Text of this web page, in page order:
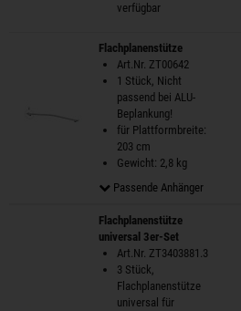
verfügbar
Flachplanenstütze
Art.Nr. ZT00642
1 Stück, Nicht
passend bei ALU-
Beplankung!
für Plattformbreite:
203 cm
Gewicht: 2,8 kg
Passende Anhänger
Flachplanenstütze
universal 3er-Set
Art.Nr. ZT3403881.3
3 Stück,
Flachplanenstütze
universal für